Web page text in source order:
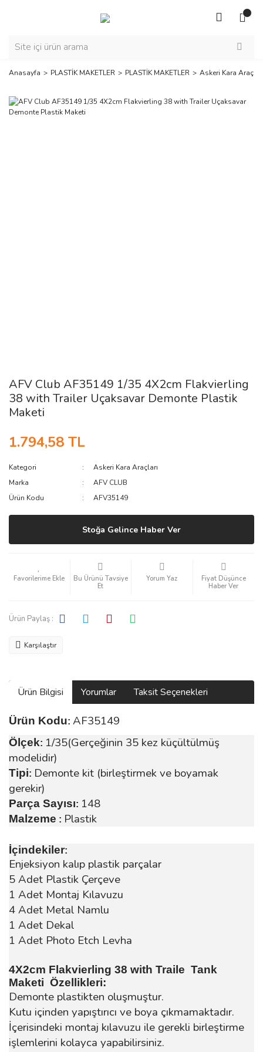
Anasayfa PLASTİK MAKETLER PLASTİK MAKETLER Askeri Kara
AFV Club AF35149 1/35 4X2cm Flakvierling
38 with Trailer Uçaksavar Demonte Plastik
Maketi
1.794,58 TL
Kategori
Askeri Kara Araçları
Marka
AFV CLUB
Ürün Kodu
AFV35149
Stoğa Gelince Haber Ver
Bu Ürünü Tavsiye
Et
Yorum Yaz
Fiyat Düşünce
Haber Ver
Ürün Paylaş :
Karşılaştır
Ürün Bilgisi Yorumlar Taksit Seçenekleri
Ürün Kodu: AF35149
Ölçek: 1/35(Gerçeğinin 35 kez küçültülmüş
modelidir)
Tipi: Demonte kit (birleştirmek ve boyamak
gerekir)
Parça Sayısı: 148
Malzeme : Plastik
İçindekiler:
Enjeksiyon kalıp plastik parçalar
5 Adet Plastik Çerçeve
1 Adet Montaj Kılavuzu
4 Adet Metal Namlu
1 Adet Dekal
1 Adet Photo Etch Levha
4X2cm Flakvierling 38 with Traile Tank
Maketi Özellikleri:
Demonte plastikten oluşmuştur.
Kutu içinden yapıştırıcı ve boya çıkmamaktadır.
İçerisindeki montaj kılavuzu ile gerekli birleştirme
işlemlerini kolayca yapabilirsiniz.